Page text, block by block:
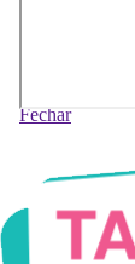
Fechar